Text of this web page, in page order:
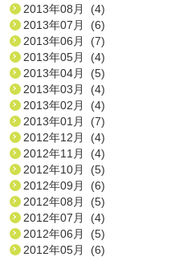
2013年08月 (4)
2013年07月 (6)
2013年06月 (7)
2013年05月 (4)
2013年04月 (5)
2013年03月 (4)
2013年02月 (4)
2013年01月 (7)
2012年12月 (4)
2012年11月 (4)
2012年10月 (5)
2012年09月 (6)
2012年08月 (5)
2012年07月 (4)
2012年06月 (5)
2012年05月 (6)